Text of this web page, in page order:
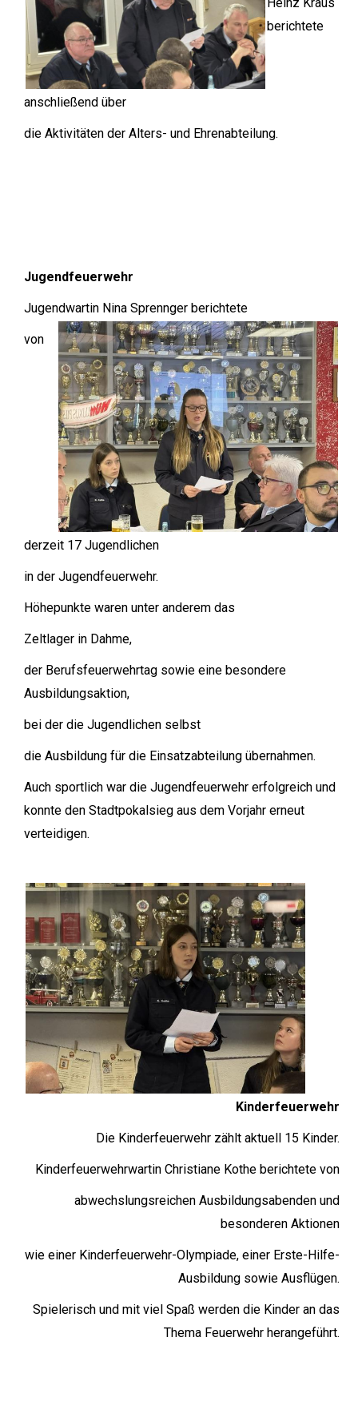
Heinz Kraus
berichtete
anschließend über
die Aktivitäten der Alters- und Ehrenabteilung.
Jugendfeuerwehr
Jugendwartin Nina Sprennger berichtete
von
derzeit 17 Jugendlichen
in der Jugendfeuerwehr.
Höhepunkte waren unter anderem das
Zeltlager in Dahme,
der Berufsfeuerwehrtag sowie eine besondere
Ausbildungsaktion,
bei der die Jugendlichen selbst
die Ausbildung für die Einsatzabteilung übernahmen.
Auch sportlich war die Jugendfeuerwehr erfolgreich und
konnte den Stadtpokalsieg aus dem Vorjahr erneut
verteidigen.
Kinderfeuerwehr
Die Kinderfeuerwehr zählt aktuell 15 Kinder.
Kinderfeuerwehrwartin Christiane Kothe berichtete von
abwechslungsreichen Ausbildungsabenden und
besonderen Aktionen
wie einer Kinderfeuerwehr-Olympiade, einer Erste-Hilfe-
Ausbildung sowie Ausflügen.
Spielerisch und mit viel Spaß werden die Kinder an das
Thema Feuerwehr herangeführt.